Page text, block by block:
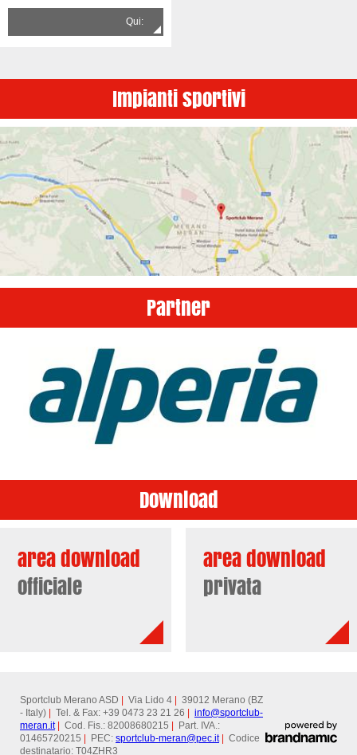
Qui:
Impianti sportivi
Partner
Download
area download
officiale
area download
privata
Sportclub Merano ASD Via Lido 4
39012 Merano (BZ
- Italy)
Tel. & Fax: +39 0473 23 21 26 info@sportclub-
meran.it
Cod. Fis.: 82008680215
Part. IVA.:
01465720215
PEC: sportclub-meran@pec.it
Codice
destinatario: T04ZHR3